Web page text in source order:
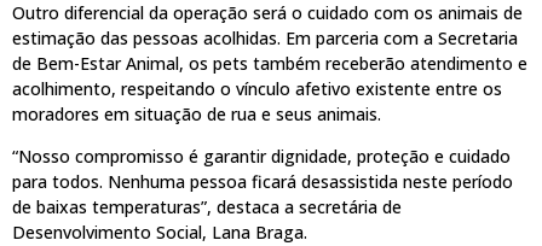
Outro diferencial da operação será o cuidado com os animais de
estimação das pessoas acolhidas. Em parceria com a Secretaria
de Bem-Estar Animal, os pets também receberão atendimento e
acolhimento, respeitando o vínculo afetivo existente entre os
moradores em situação de rua e seus animais.
“Nosso compromisso é garantir dignidade, proteção e cuidado
para todos. Nenhuma pessoa ficará desassistida neste período
de baixas temperaturas”, destaca a secretária de
Desenvolvimento Social, Lana Braga.